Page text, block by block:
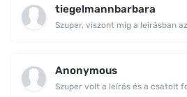
tiegelmannbarbara
Szuper, viszont míg a leírásban
Anonymous
Szuper volt a leírás és a csatolt